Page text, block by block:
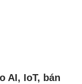
AI, IoT, bán